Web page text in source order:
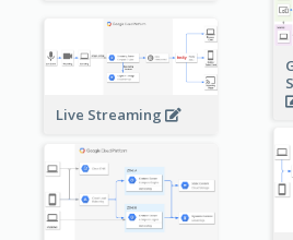
Live Streaming